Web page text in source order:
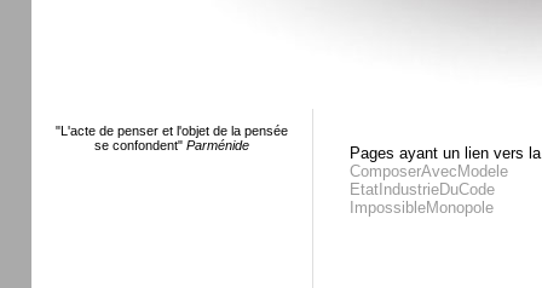
"L'acte de penser et l'objet de la pensée
se confondent" Parménide
Pages ayant un lien vers
ComposerAvecModele
EtatIndustrieDuCode
ImpossibleMonopole